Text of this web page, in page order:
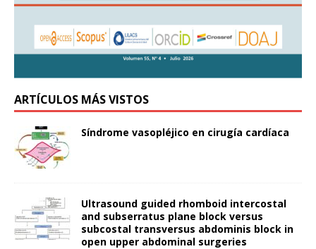
ARTÍCULOS MÁS VISTOS
Síndrome vasopléjico en cirugía cardíaca
Ultrasound guided rhomboid intercostal
and subserratus plane block versus
subcostal transversus abdominis block in
open upper abdominal surgeries